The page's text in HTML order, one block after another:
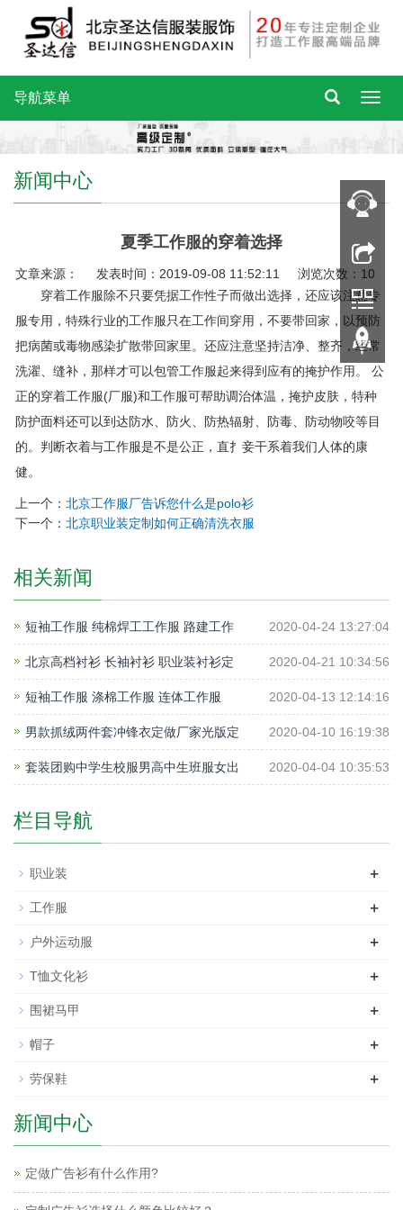
导航菜单
新闻中心
夏季工作服的穿着选择
文章来源： 发表时间：2019-09-08 11:52:11 浏览次数：10
穿着工作服除不只要凭据工作性子而做出选择，还应该注意专
服专用，特殊行业的工作服只在工作间穿用，不要带回家，以预防
把病菌或毒物感染扩散带回家里。还应注意坚持洁净、整齐，经常
洗濯、缝补，那样才可以包管工作服起来得到应有的掩护作用。 公
正的穿着工作服(厂服)和工作服可帮助调治体温，掩护皮肤，特种
防护面料还可以到达防水、防火、防热辐射、防毒、防动物咬等目
的。判断衣着与工作服是不是公正，直扌妾干系着我们人体的康
健。
上一个： 北京工作服厂告诉您什么是polo衫
下一个： 北京职业装定制如何正确清洗衣服
相关新闻
2020-04-24 13:27:04
短袖工作服 纯棉焊工工作服 路建工作
2020-04-21 10:34:56
北京高档衬衫 长袖衬衫 职业装衬衫定
2020-04-13 12:14:16
短袖工作服 涤棉工作服 连体工作服
2020-04-10 16:19:38
男款抓绒两件套冲锋衣定做厂家光版定
2020-04-04 10:35:53
套装团购中学生校服男高中生班服女出
栏目导航
+
职业装
+
工作服
+
户外运动服
+
T恤文化衫
+
围裙马甲
+
帽子
+
劳保鞋
新闻中心
定做广告衫有什么作用?